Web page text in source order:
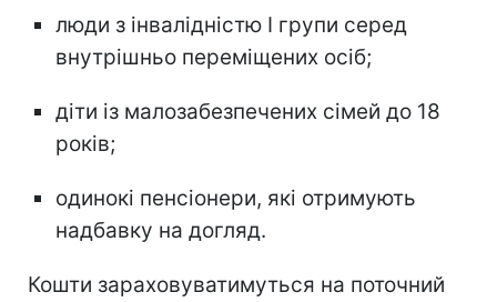
люди з інвалідністю I групи серед
внутрішньо переміщених осіб;
діти із малозабезпечених сімей до 18
років;
одинокі пенсіонери, які отримують
надбавку на догляд.
Кошти зараховуватимуться на поточний